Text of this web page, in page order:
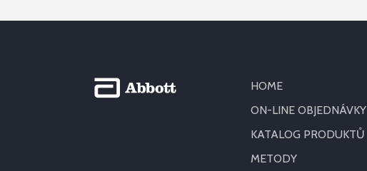
HOME
ON-LINE OBJEDNÁVKY
KATALOG PRODUKTŮ
METODY